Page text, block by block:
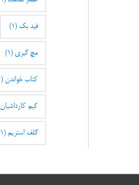
فید بک (1)
مچ گیری (1)
کتاب خواندن (1)
کیم کارداشیان
گلف استریم (1)